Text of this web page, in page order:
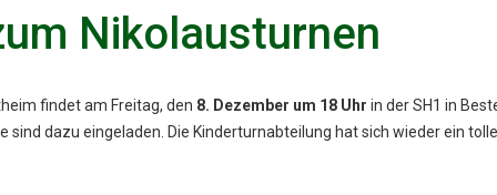
Nikolausturnen
findet am Freitag, den 8. Dezember um 18 Uhr in der SH1 in
sind dazu eingeladen. Die Kinderturnabteilung hat sich wieder ein